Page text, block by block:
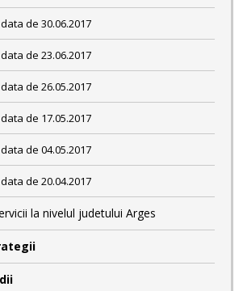
de 30.06.2017
de 23.06.2017
de 26.05.2017
de 17.05.2017
de 04.05.2017
de 20.04.2017
la nivelul judetului Arges